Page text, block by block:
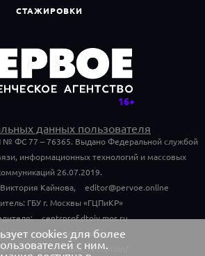
СТАЖИРОВКИ
данных пользователя
№ ФС 77 – 76365. Выдано Федеральной службой
информационных технологий и массовых
26.07.2019.
Кайнова,
editor@pervoe.online
ГБУ г. Москвы «ГЦПиКР»
centrprof.dtoiv.mos.ru
граждан учредителю:
public_reception/
cookies для более
с ним.